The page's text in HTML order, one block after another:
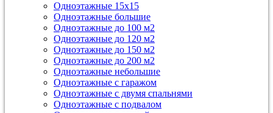
Одноэтажные 15х15
Одноэтажные большие
Одноэтажные до 100 м2
Одноэтажные до 120 м2
Одноэтажные до 150 м2
Одноэтажные до 200 м2
Одноэтажные небольшие
Одноэтажные с гаражом
Одноэтажные с двумя спальнями
Одноэтажные с подвалом